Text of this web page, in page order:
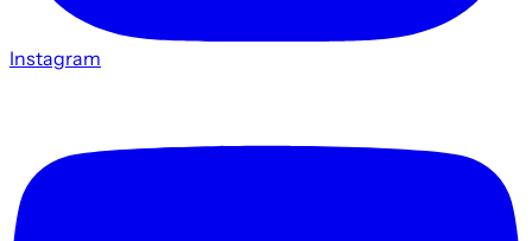
Instagram